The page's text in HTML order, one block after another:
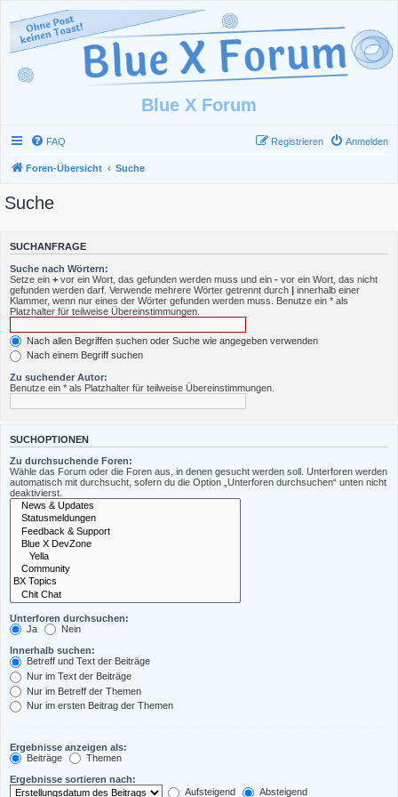
Blue X Forum
FAQ Anmelden
Registrieren
Foren-Übersicht Suche
Suche
SUCHANFRAGE
Suche nach Wörtern:
Setze ein + vor ein Wort, das gefunden werden muss und ein - vor ein Wort, das nicht
gefunden werden darf. Verwende mehrere Wörter getrennt durch | innerhalb einer
Klammer, wenn nur eines der Wörter gefunden werden muss. Benutze ein * als
Platzhalter für teilweise Übereinstimmungen.
Nach allen Begriffen suchen oder Suche wie angegeben verwenden
Nach einem Begriff suchen
Zu suchender Autor:
Benutze ein * als Platzhalter für teilweise Übereinstimmungen.
SUCHOPTIONEN
Zu durchsuchende Foren:
Wähle das Forum oder die Foren aus, in denen gesucht werden soll. Unterforen werden
automatisch mit durchsucht, sofern du die Option „Unterforen durchsuchen“ unten nicht
deaktivierst.
Unterforen durchsuchen:
Ja
Nein
Innerhalb suchen:
Betreff und Text der Beiträge
Nur im Text der Beiträge
Nur im Betreff der Themen
Nur im ersten Beitrag der Themen
Ergebnisse anzeigen als:
Beiträge
Themen
Ergebnisse sortieren nach:
Aufsteigend
Absteigend